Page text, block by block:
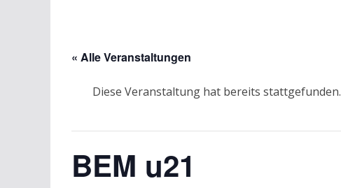
« Alle Veranstaltungen
Diese Veranstaltung hat bereits stattgefunden.
BEM u21